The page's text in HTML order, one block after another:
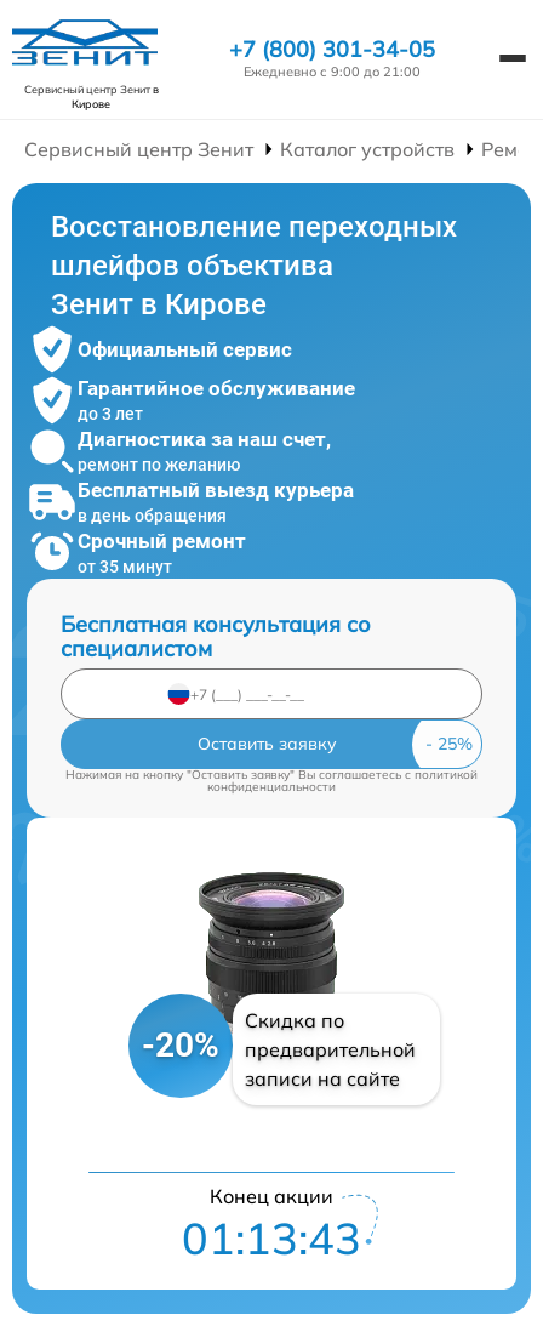
Сервисный центр Зенитв
Кирове
+7 (800) 301-34-05
Ежедневно с 9:00 до 21:00
Сервисный центр Зенит Каталог устройств
Восстановление переходных
шлейфов объектива
Зенит в Кирове
Официальный сервис
Гарантийное обслуживание
до 3 лет
Диагностика за наш счет,
ремонт по желанию
Бесплатный выезд курьера
в день обращения
Срочный ремонт
от 35 минут
Бесплатная консультация со
специалистом
Оставить заявку
Нажимая на кнопку "Оставить заявку" Вы соглашаетесь cполитикой
конфиденциальности
-20%
Скидка по
предварительной
записи на сайте
Конец акции
01:13:42